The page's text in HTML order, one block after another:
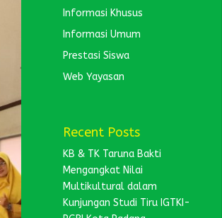
Informasi Khusus
Informasi Umum
Prestasi Siswa
Web Yayasan
Recent Posts
KB & TK Taruna Bakti
Mengangkat Nilai
Multikultural dalam
Kunjungan Studi Tiru IGTKI-